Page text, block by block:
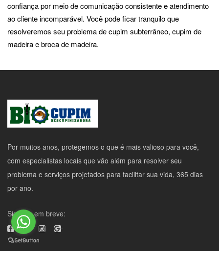
confiança por meio de comunicação consistente e atendimento
ao cliente incomparável. Você pode ficar tranquilo que
resolveremos seu problema de cupim subterrâneo, cupim de
madeira e broca de madeira.
Por muitos anos, protegemos o que é mais valioso para você,
com especialistas locais que vão além para resolver seu
problema e serviços projetados para facilitar sua vida, 365 dias
por ano.
Siganos em breve: